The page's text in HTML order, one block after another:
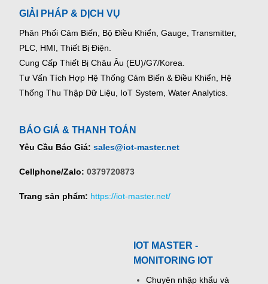
GIẢI PHÁP & DỊCH VỤ
Phân Phối Cảm Biến, Bộ Điều Khiển, Gauge, Transmitter,
PLC, HMI, Thiết Bị Điện.
Cung Cấp Thiết Bị Châu Âu (EU)/G7/Korea.
Tư Vấn Tích Hợp Hệ Thống Cảm Biến & Điều Khiển, Hệ
Thống Thu Thập Dữ Liệu, IoT System, Water Analytics.
BÁO GIÁ & THANH TOÁN
Yêu Cầu Báo Giá: sales@iot-master.net
Cellphone/Zalo: 0379720873
Trang sản phẩm: https://iot-master.net/
IOT MASTER -
MONITORING IOT
Chuyên nhập khẩu và